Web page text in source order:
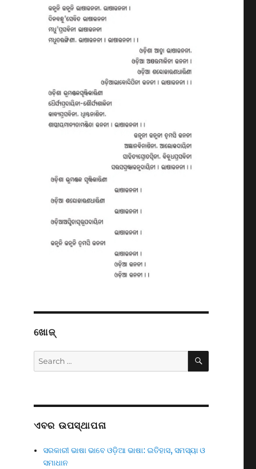
ଆମ ମାତୃଭାଷା ଓ ସ୍ଵଭାବକବି ଗଙ୍ଗାଧର”
ଖୋଜ୍
Search
for:
SEARCH
ଏବର ଉପସ୍ଥାପନା
ସରକାରୀ ଭାଷା ଭାବେ ଓଡ଼ିଆ ଭାଷା: ଇତିହାସ, ସମସ୍ୟା ଓ
ସମାଧାନ